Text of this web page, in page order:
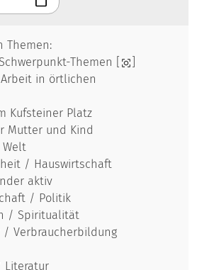
Themen:
Themen [
Arbeit in örtlichen
Kufsteiner Platz
Mutter und Kind
Welt
/ Hauswirtschaft
aktiv
/ Politik
/ Spiritualität
/ Verbraucherbildung
Literatur